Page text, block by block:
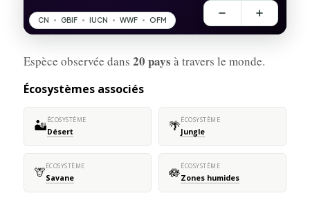
Espèce observée dans 20 pays à travers le monde.
Écosystèmes associés
🏜️ÉCOSYSTÈME
Désert 🌴ÉCOSYSTÈME
Jungle
🦒ÉCOSYSTÈME
Savane 🪷ÉCOSYSTÈME
Zones humides